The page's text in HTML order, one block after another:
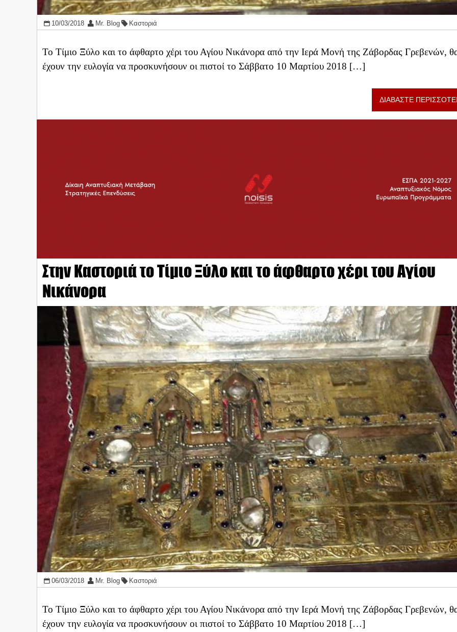
10/03/2018 Mr. Blog Καστοριά
Το Τίμιο Ξύλο και το άφθαρτο χέρι του Αγίου Νικάνορα από την Ιερά Μονή της Ζάβορδας Γρεβενών,
έχουν την ευλογία να προσκυνήσουν οι πιστοί το Σάββατο 10 Μαρτίου 2018 […]
ΔΙΑΒΑΣΤΕ
Στην Καστοριά το Τίμιο Ξύλο και το άφθαρτο χέρι του Αγίου
Νικάνορα
06/03/2018 Mr. Blog Καστοριά
Το Τίμιο Ξύλο και το άφθαρτο χέρι του Αγίου Νικάνορα από την Ιερά Μονή της Ζάβορδας Γρεβενών,
έχουν την ευλογία να προσκυνήσουν οι πιστοί το Σάββατο 10 Μαρτίου 2018 […]